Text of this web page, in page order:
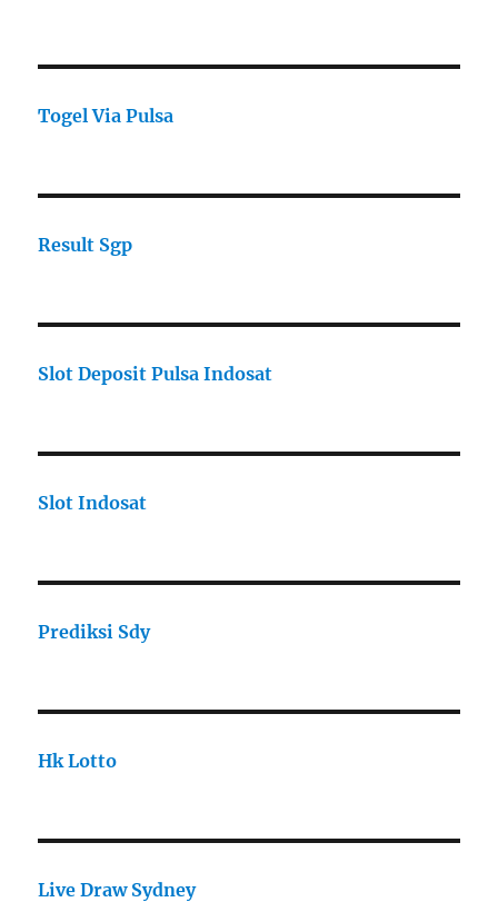
Togel Via Pulsa
Result Sgp
Slot Deposit Pulsa Indosat
Slot Indosat
Prediksi Sdy
Hk Lotto
Live Draw Sydney